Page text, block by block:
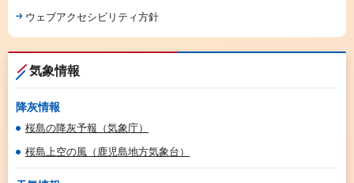
ウェブアクセシビリティ方針
気象情報
降灰情報
桜島の降灰予報（気象庁）
桜島上空の風（鹿児島地方気象台）